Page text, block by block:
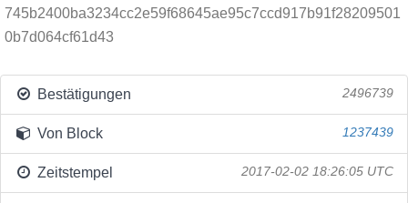
745b2400ba3234cc2e59f68645ae95c7ccd917b91f28209501
0b7d064cf61d43
Bestätigungen 2496739
Von Block 1237439
Zeitstempel 2017-02-02 18:26:05 UTC